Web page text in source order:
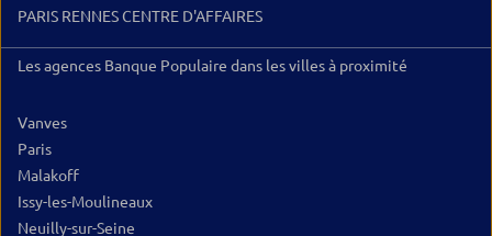
PARIS RENNES CENTRE D'AFFAIRES
Les agences Banque Populaire dans les villes à proximité
Vanves
Paris
Malakoff
Issy-les-Moulineaux
Neuilly-sur-Seine